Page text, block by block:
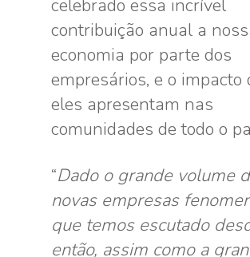
celebrado essa incrível
contribuição anual a
economia por parte dos
empresários, e o impacto
eles apresentam nas
comunidades de todo o
“Dado o grande volume
novas empresas
que temos escutado
então, assim como a